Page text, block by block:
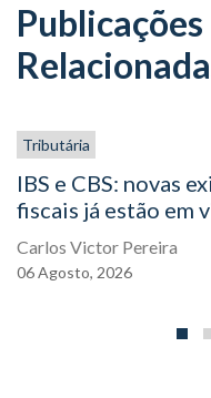
Publicações
Tributária
IBS e CBS: novas
fiscais já estão em
Carlos Victor Pereira
06Agosto, 2026